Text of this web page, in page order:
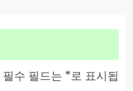
필수 필드는 *로 표시됩